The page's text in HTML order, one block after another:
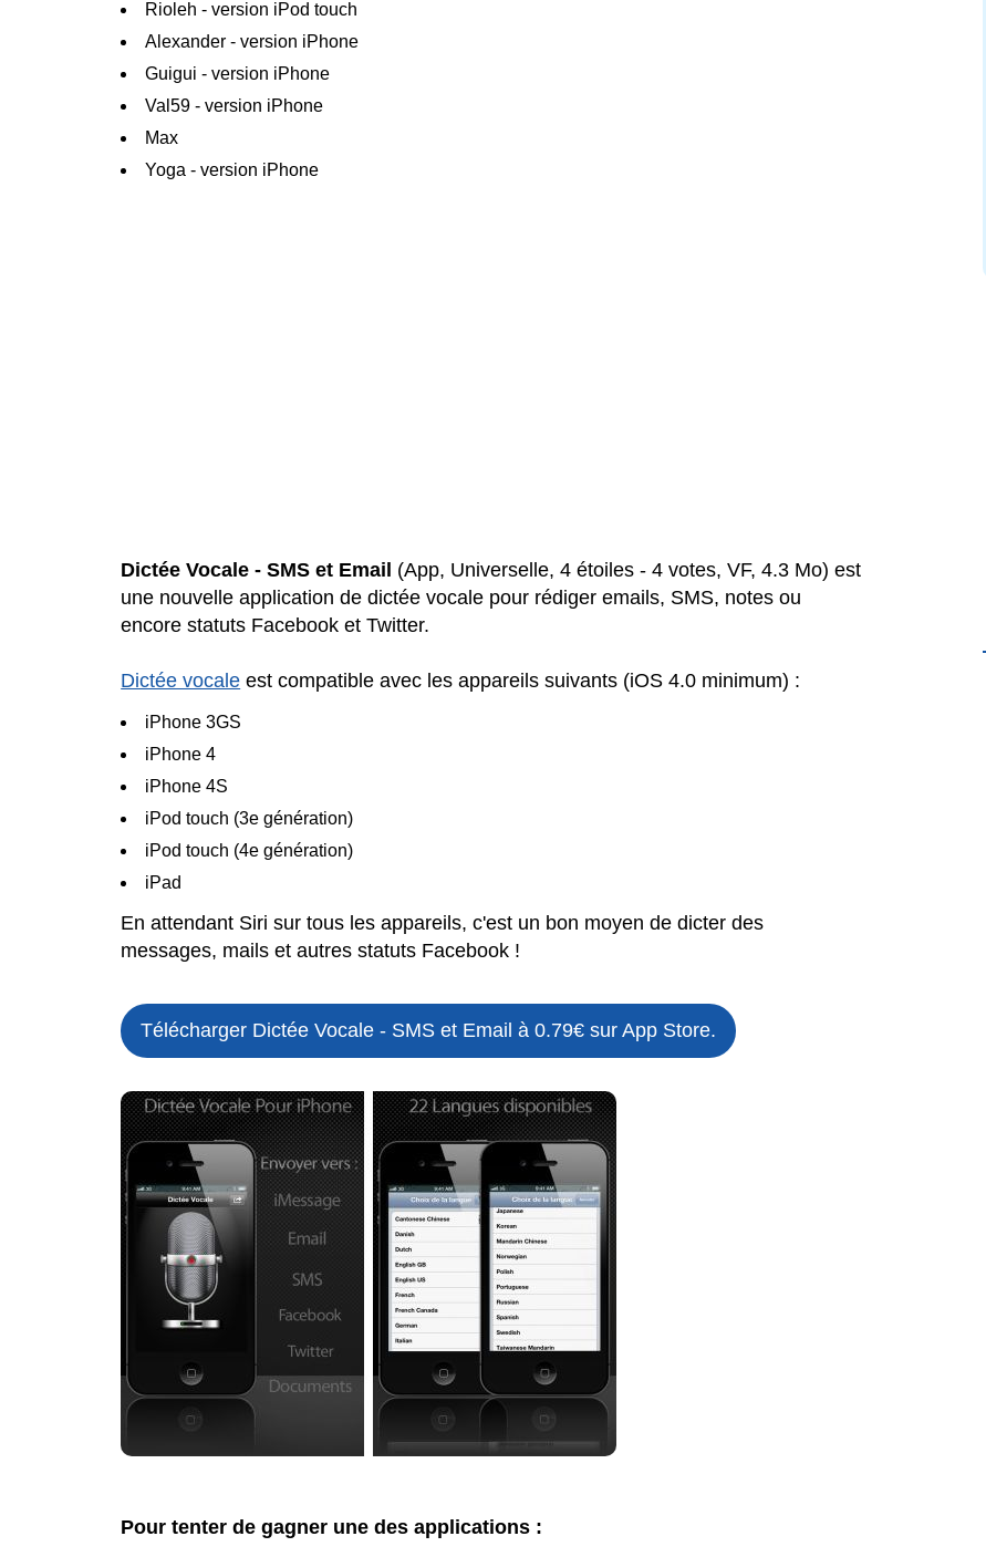
Rioleh - version iPod touch
Alexander - version iPhone
Guigui - version iPhone
Val59 - version iPhone
Max
Yoga - version iPhone
Dictée Vocale - SMS et Email (App, Universelle, 4 étoiles - 4 votes, VF, 4.3 Mo) est
une nouvelle application de dictée vocale pour rédiger emails, SMS, notes ou
encore statuts Facebook et Twitter.
Dictée vocale est compatible avec les appareils suivants (iOS 4.0 minimum) :
iPhone 3GS
iPhone 4
iPhone 4S
iPod touch (3e génération)
iPod touch (4e génération)
iPad
En attendant Siri sur tous les appareils, c'est un bon moyen de dicter des
messages, mails et autres statuts Facebook !
Télécharger Dictée Vocale - SMS et Email à 0.79€ sur App Store.
Pour tenter de gagner une des applications :